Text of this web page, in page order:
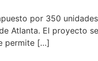
por 350
Atlanta. El proyecto
permite […]